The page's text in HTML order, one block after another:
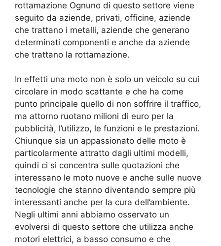
rottamazione Ognuno di questo settore viene
seguito da aziende, privati, officine, aziende
che trattano i metalli, aziende che generano
determinati componenti e anche da aziende
che trattano la rottamazione.
In effetti una moto non è solo un veicolo su cui
circolare in modo scattante e che ha come
punto principale quello di non soffrire il traffico,
ma attorno ruotano milioni di euro per la
pubblicità, l’utilizzo, le funzioni e le prestazioni.
Chiunque sia un appassionato delle moto è
particolarmente attratto dagli ultimi modelli,
quindi ci si concentra sulle quotazioni che
interessano le moto nuove e anche sulle nuove
tecnologie che stanno diventando sempre più
interessanti anche per la cura dell’ambiente.
Negli ultimi anni abbiamo osservato un
evolversi di questo settore che utilizza anche
motori elettrici, a basso consumo e che